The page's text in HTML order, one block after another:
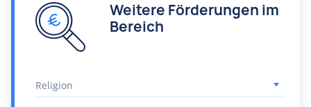
Weitere Förderungen im
Bereich